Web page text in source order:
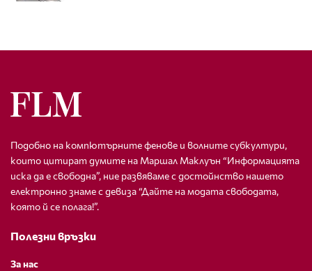
Подобно на компютърните фенове и волните субкултури,
които цитират думите на Маршал Маклуън “Информацията
иска да е свободна”, ние развяваме с достойнство нашето
електронно знаме с девиза “Дайте на модата свободата,
която й се полага!”.
Полезни връзки
За нас